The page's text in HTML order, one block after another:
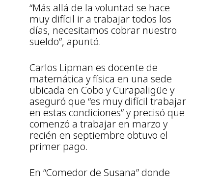
“Más allá de la voluntad se hace
muy difícil ir a trabajar todos los
días, necesitamos cobrar nuestro
sueldo”, apuntó.
Carlos Lipman es docente de
matemática y física en una sede
ubicada en Cobo y Curapaligüe y
aseguró que “es muy difícil trabajar
en estas condiciones” y precisó que
comenzó a trabajar en marzo y
recién en septiembre obtuvo el
primer pago.
En “Comedor de Susana” donde